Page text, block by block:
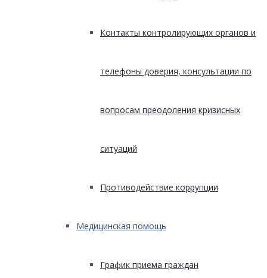
Контакты контролирующих органов и
телефоны доверия, консультации по
вопросам преодоления кризисных
ситуаций
Противодействие коррупции
Медицинская помощь
График приема граждан